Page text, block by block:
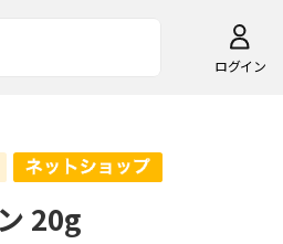
ログイン
20g